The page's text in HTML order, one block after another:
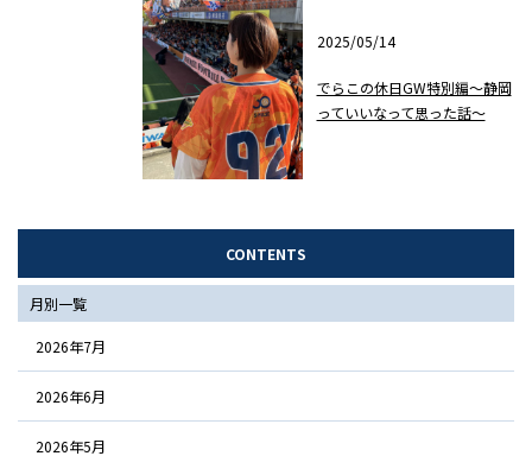
2025/05/14
でらこの休日GW特別編～静岡
っていいなって思った話～
CONTENTS
月別一覧
2026年7月
2026年6月
2026年5月